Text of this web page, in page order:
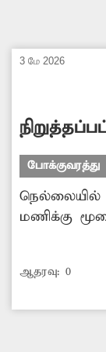
கேட்டு
3 மே 2026
போக்குவரத்து
நெல்லையில்
மணிக்கு
வழியாக
பல
அப்பகுதி
எனவே
ஆதரவு: 0